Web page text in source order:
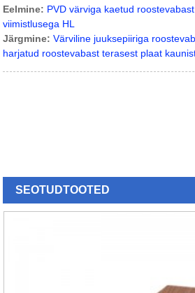
Eelmine: PVD värviga kaetud
viimistlusega HL
Järgmine: Värviline juuksepiiriga
harjatud roostevabast terasest plaat
SEOTUDTOOTED